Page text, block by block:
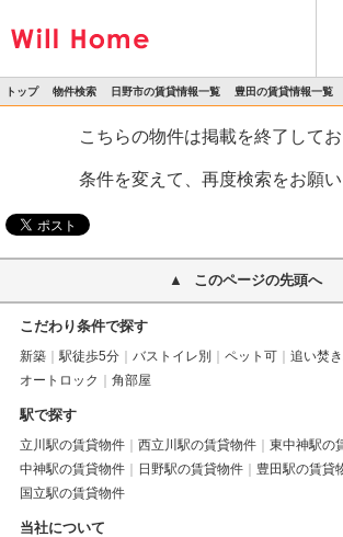
トップ 物件検索 日野市の賃貸情報一覧 豊田の賃貸情報一覧
こちらの物件は掲載を終了してお
条件を変えて、再度検索をお願い
このページの先頭へ
こだわり条件で探す
新築 駅徒歩5分 バストイレ別 ペット可
追い焚
オートロック
角部屋
駅で探す
立川駅の賃貸物件 西立川駅の賃貸物件
東中神駅の
中神駅の賃貸物件
日野駅の賃貸物件
豊田駅の賃貸
国立駅の賃貸物件
当社について